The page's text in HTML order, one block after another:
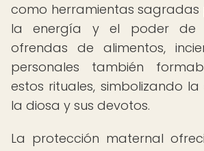
como herramientas
la energía y el poder de
ofrendas de alimentos,
personales también
estos rituales, simbolizando la
la diosa y sus devotos.
La protección maternal